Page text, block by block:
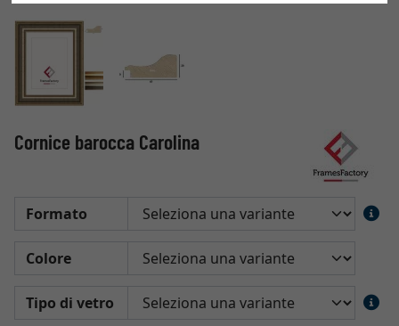
Cornice barocca Carolina
Formato
Colore
Tipo di vetro